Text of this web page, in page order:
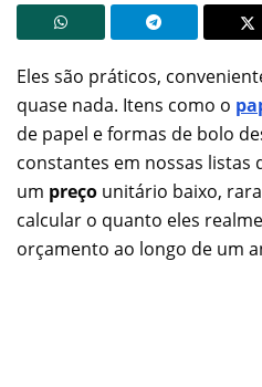
Eles são práticos,
quase nada. Itens como o
de papel e formas de bolo
constantes em nossas listas
um preço unitário baixo,
calcular o quanto eles
orçamento ao longo de um